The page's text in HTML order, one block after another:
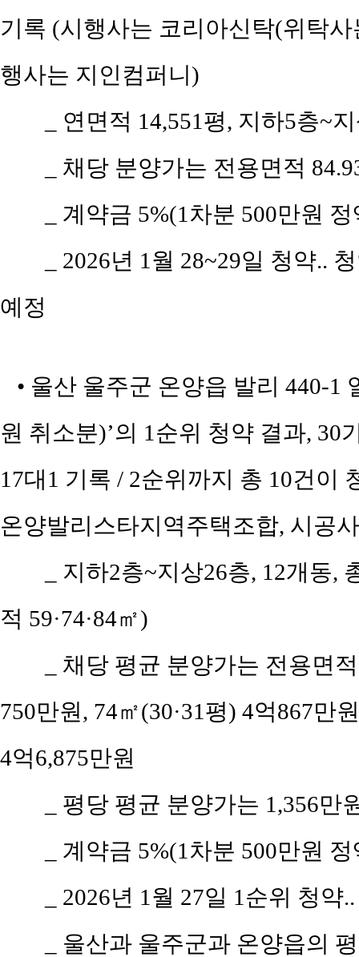
기록 (시행사는 코리아신탁(위탁
행사는 지인컴퍼니)
_ 연면적 14,551평, 지하5층~
_ 채당 분양가는 전용면적
_ 계약금 5%(1차분 500만원
_ 2026년 1월 28~29일 청약..
예정
• 울산 울주군 온양읍 발리 440-1
원 취소분)’의 1순위 청약 결과, 30
17대1 기록 / 2순위까지 총 10건이
온양발리스타지역주택조합, 시공
_ 지하2층~지상26층, 12개동,
적 59·74·84㎡)
_ 채당 평균 분양가는 전용면
750만원, 74㎡(30·31평) 4억867만
4억6,875만원
_ 평당 평균 분양가는 1,356
_ 계약금 5%(1차분 500만원
_ 2026년 1월 27일 1순위 청
_ 울산과 울주군과 온양읍의